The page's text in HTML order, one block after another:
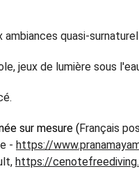
quasi-
jeux de lumière sous
sur mesure (Français
- https://
https://